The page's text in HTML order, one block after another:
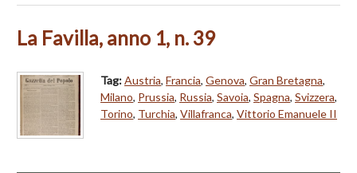
La Favilla, anno 1, n. 39
Tag:Austria, Francia, Genova, Gran Bretagna,
Milano, Prussia, Russia, Savoia, Spagna, Svizzera,
Torino, Turchia, Villafranca, Vittorio Emanuele II